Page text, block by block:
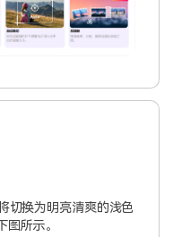
切换为明亮清爽的浅色
所示。